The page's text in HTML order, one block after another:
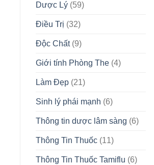
Dược Lý(59)
Điều Trị (32)
Độc Chất(9)
Giới tính Phòng The(4)
Làm Đẹp(21)
Sinh lý phái mạnh (6)
Thông tin dược lâm sàng (6)
Thông Tin Thuốc(11)
Thông Tin Thuốc Tamiflu (6)